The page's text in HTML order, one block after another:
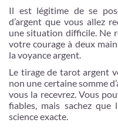
Il est légitime de se
d’argent que vous allez
une situation difficile. Ne
votre courage à deux
la voyance argent.
Le tirage de tarot argent
non une certaine somme
vous la recevrez. Vous
fiables, mais sachez que
science exacte.